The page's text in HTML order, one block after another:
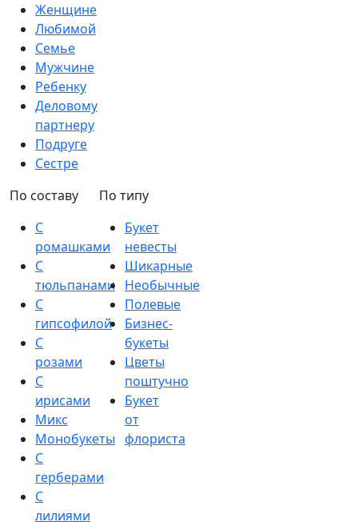
Женщине
Любимой
Семье
Мужчине
Ребенку
Деловому
партнеру
Подруге
Сестре
По составу
С
ромашками
С
тюльпанами
С
гипсофилой
С
розами
С
ирисами
Микс
Монобукеты
С
герберами
С
лилиями
По типу
Букет
невесты
Шикарные
Необычные
Полевые
Бизнес-
букеты
Цветы
поштучно
Букет
от
флориста